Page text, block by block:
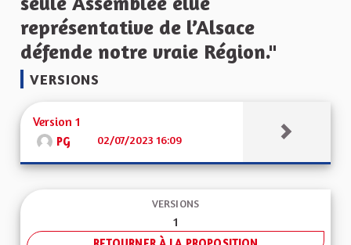
représentative de l’Alsace
défende notre vraie Région."
VERSIONS
Version 1
PG 02/07/2023 16:09
VERSIONS
1